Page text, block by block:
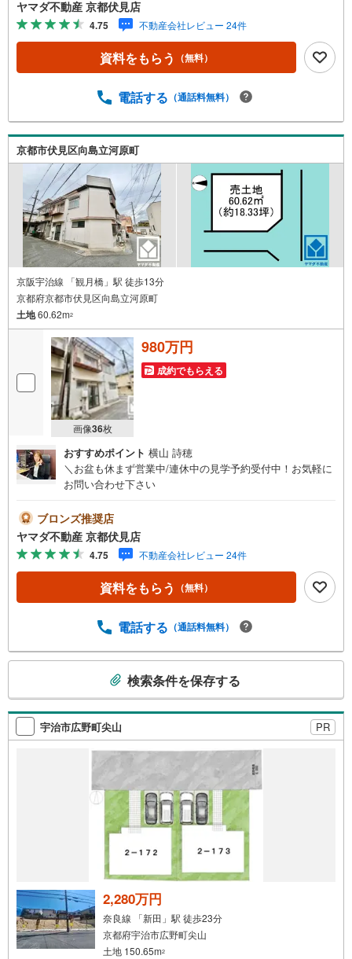
ヤマダ不動産 京都伏見店
4.75 不動産会社レビュー 24件
資料をもらう （無料）
電話する （通話料無料）
京都市伏見区向島立河原町
京阪宇治線 「観月橋」駅 徒歩13分
京都府京都市伏見区向島立河原町
土地60.62m2
画像36枚
980万円
成約でもらえる
おすすめポイント 横山 詩穂
＼お盆も休まず営業中/連休中の見学予約受付中！お気軽に
お問い合わせ下さい
ブロンズ推奨店
ヤマダ不動産 京都伏見店
4.75 不動産会社レビュー 24件
資料をもらう （無料）
電話する （通話料無料）
検
索
条
る
・
条
件
検索条件を保存する
宇治市広野町尖山 PR
2,280万円
奈良線 「新田」駅 徒歩23分
京都府宇治市広野町尖山
土地 150.65m2